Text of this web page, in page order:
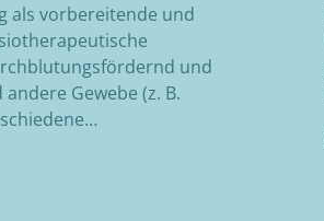
als vorbereitende und
und
Gewebe (z. B.